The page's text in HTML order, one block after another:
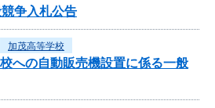
争入札公告
加茂高等学校
への自動販売機設置に係る一般